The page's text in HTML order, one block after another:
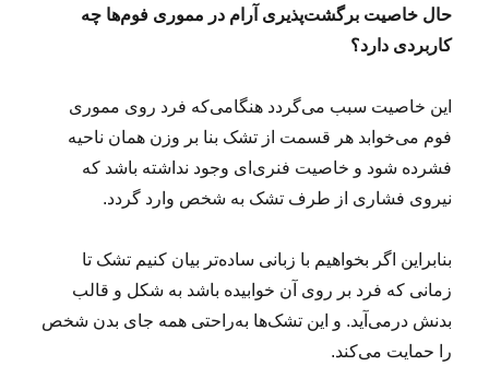
حال خاصیت برگشت‌پذیری آرام در مموری فوم‌ها چه
کاربردی دارد؟
این خاصیت سبب می‌گردد هنگامی‌که فرد روی مموری
فوم می‌خوابد هر قسمت از تشک بنا بر وزن همان ناحیه
فشرده شود و خاصیت فنری‌ای وجود نداشته باشد که
نیروی فشاری از طرف تشک به شخص وارد گردد.
بنابراین اگر بخواهیم با زبانی ساده‌تر بیان کنیم تشک تا
زمانی که فرد بر روی آن خوابیده باشد به شکل و قالب
بدنش درمی‌آید. و این تشک‌ها به‌راحتی همه جای بدن شخص
را حمایت می‌کند.